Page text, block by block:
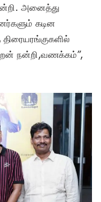
அனைத்து
கடின
நன்றி,வணக்கம்”,